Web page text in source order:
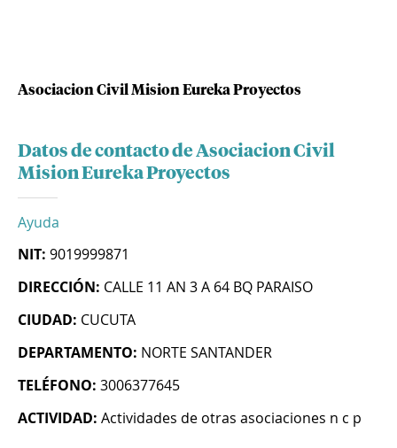
Asociacion Civil Mision Eureka Proyectos
Datos de contacto de Asociacion Civil
Mision Eureka Proyectos
Ayuda
NIT: 9019999871
DIRECCIÓN: CALLE 11 AN 3 A 64 BQ PARAISO
CIUDAD: CUCUTA
DEPARTAMENTO: NORTE SANTANDER
TELÉFONO: 3006377645
ACTIVIDAD: Actividades de otras asociaciones n c p